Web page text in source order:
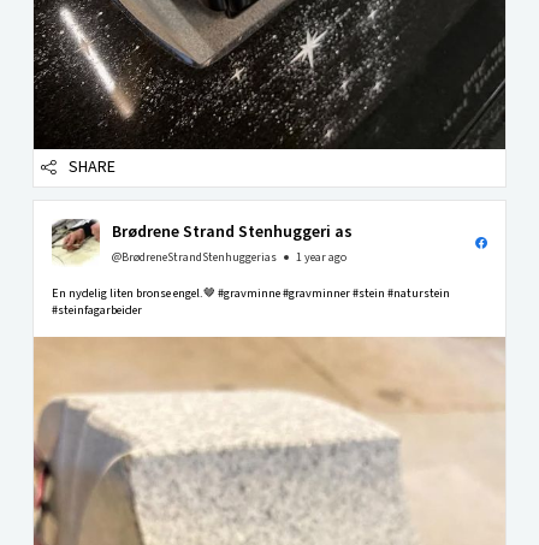
SHARE
Brødrene Strand Stenhuggeri as
@BrødreneStrandStenhuggerias 1 year ago
En nydelig liten bronse engel.🤎 #gravminne #gravminner #stein #naturstein
#steinfagarbeider